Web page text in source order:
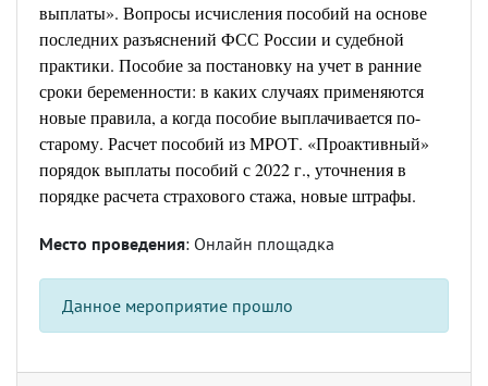
выплаты». Вопросы исчисления пособий на основе
последних разъяснений ФСС России и судебной
практики. Пособие за постановку на учет в ранние
сроки беременности: в каких случаях применяются
новые правила, а когда пособие выплачивается по-
старому. Расчет пособий из МРОТ. «Проактивный»
порядок выплаты пособий с 2022 г., уточнения в
порядке расчета страхового стажа, новые штрафы.
Место проведения: Онлайн площадка
Данное мероприятие прошло